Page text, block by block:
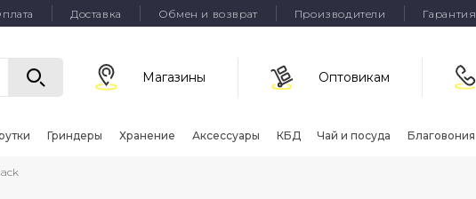
Доставка Обмен и возврат Производители Гарантия
Магазины Оптовикам
Гриндеры Хранение Аксессуары КБД Чай и посуда Благовония